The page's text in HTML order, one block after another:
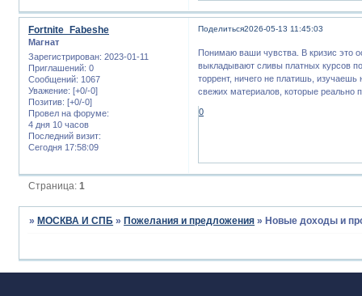
Поделиться2026-05-13 11:45:03
Fortnite_Fabeshe
Магнат
Зарегистрирован: 2023-01-11
Приглашений: 0
Сообщений: 1067
Уважение: [+0/-0]
Позитив: [+0/-0]
Провел на форуме:
4 дня 10 часов
Последний визит:
Сегодня 17:58:09
Понимаю ваши чувства. В кризис это
выкладывают сливы платных курсов
торрент, ничего не платишь,
свежих материалов, которые реально
0
Страница:1
»МОСКВА И СПБ »Пожелания и предложения »Новые доходы и